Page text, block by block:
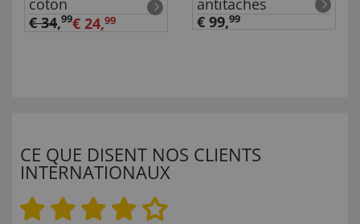
coton
€ 34,99€ 24,99
antitaches
€ 99,99
CE QUE DISENT NOS CLIENTS
INTERNATIONAUX